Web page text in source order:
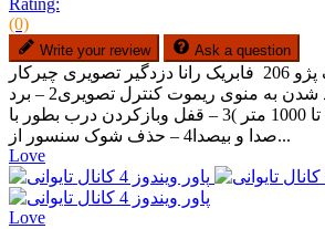
Rating:
(0)
Write your review Ask a question
فابریک پژو 206 فابریک رانا دزدگیر تصویری چیرکار FX31 – انتخاب
عملکردها با وارد شدن به منوی ریموت کنترل تصویری2 – برد
بسیاربالا ( حدود 800 تا 1000 متر )3 – قفل وبازکردن درب بطور با
صدا و بیصدا4 – حذف شوک سنسور از...
Love
Love